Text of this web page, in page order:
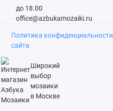
до 18.00
office@azbukamozaiki.ru
Политика конфиденциальности
сайта
Широкий
выбор
мозаики
в Москве